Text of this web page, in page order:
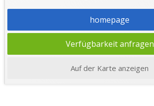
homepage
Verfügbarkeit anfragen
Auf der Karte anzeigen